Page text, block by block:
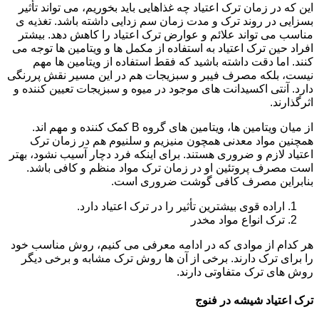
این که در زمان ترک اعتیاد چه غذاهایی باید بخوریم، می تواند تأثیر
بسزایی در روند ترک و مدت زمان سم زدایی داشته باشد. تغذیه ی
مناسب می تواند علائم و عوارض ترک اعتیاد را کاهش دهد. بیشتر
افراد حین ترک اعتیاد به استفاده از مکمل ها و ویتامین ها توجه می
کنند. اما دقت داشته باشید که فقط استفاده از ویتامین ها مهم
نیست، بلکه مصرف فیبر و سبزیجات هم در این مسیر نقش پررنگی
دارد. آنتی اکسیدانت های موجود در میوه و سبزیجات تعیین کننده و
اثرگذارند.
از میان ویتامین ها، ویتامین های گروه B کمک کننده و مهم اند.
همچنین مواد معدنی همچون منیزیم و سلنیوم هم در زمان ترک
اعتیاد لازم و ضروری هستند. برای اینکه فرد دچار آسیب نشود، بهتر
است مصرف پروتئین او در زمان ترک مواد منظم و کافی باشد.
بنابراین مصرف کافی گوشت ضروری است.
اراده قوی بیشترین تأثیر را در ترک اعتیاد دارد.
ترک انواع مواد مخدر
هر کدام از موادی که در ادامه معرفی می کنیم، روش مناسب خود
را برای ترک دارند. برخی از آن ها روش ترک مشابه و برخی دیگر
روش های ترک متفاوتی دارند.
ترک اعتیاد شیشه در فنوج